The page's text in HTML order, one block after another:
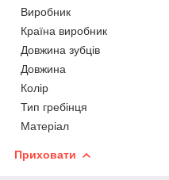
Виробник
Країна виробник
Довжина зубців
Довжина
Колір
Тип гребінця
Матеріал
Приховати